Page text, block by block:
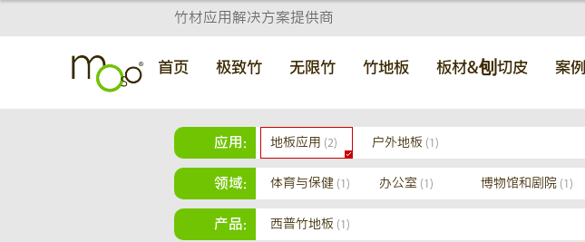
竹材应用解决方案提供商
首页 极致竹 无限竹 竹地板 板材&刨切皮 案例
应用: 地板应用 (2) 户外地板 (1)
领域: 体育与保健 (1) 办公室 (1) 博物馆和剧院 (1)
产品: 西普竹地板 (1)